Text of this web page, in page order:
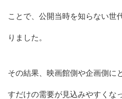
ことで、公開当時を知らない世
りました。
その結果、映画館側や企画側に
すだけの需要が見込みやすくな